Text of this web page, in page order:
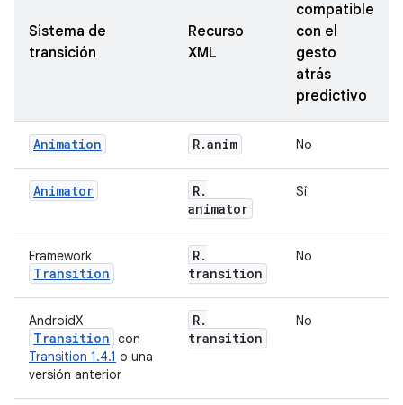
Sistema de
transición
Recurso
XML
compatible
con el
gesto
atrás
predictivo
Animation R.anim No
Animator R.
animator
Sí
Framework
Transition
R.
transition
No
AndroidX
Transition con
Transition 1.4.1 o una
versión anterior
R.
transition
No